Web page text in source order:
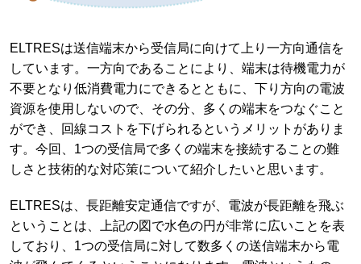
ELTRESは送信端末から受信局に向けて上り一方向通信を
しています。一方向であることにより、端末は待機電力が
不要となり低消費電力にできるとともに、下り方向の電波
資源を使用しないので、その分、多くの端末をつなぐこと
ができ、回線コストを下げられるというメリットがありま
す。今回、1つの受信局で多くの端末を接続することの難
しさと技術的な対応策について紹介したいと思います。
ELTRESは、長距離安定通信ですが、電波が長距離を飛ぶ
ということは、上記の図で水色の円が非常に広いことを表
しており、1つの受信局に対して数多くの送信端末から電